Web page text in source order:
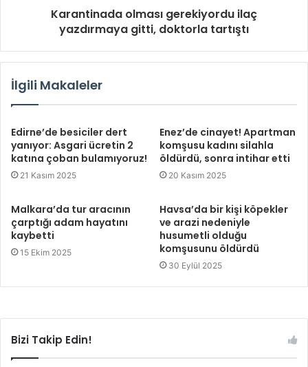
Karantinada olması gerekiyordu ilaç
yazdırmaya gitti, doktorla tartıştı
İlgili Makaleler
Edirne’de besiciler dert
yanıyor: Asgari ücretin 2
katına çoban bulamıyoruz!
21 Kasım 2025
Enez’de cinayet! Apartman
komşusu kadını silahla
öldürdü, sonra intihar etti
20 Kasım 2025
Malkara’da tur aracının
çarptığı adam hayatını
kaybetti
15 Ekim 2025
Havsa’da bir kişi köpekler
ve arazi nedeniyle
husumetli olduğu
komşusunu öldürdü
30 Eylül 2025
Bizi Takip Edin!